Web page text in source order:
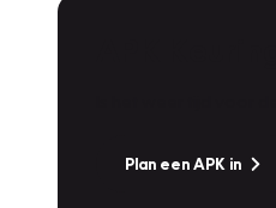
Plan een APK in